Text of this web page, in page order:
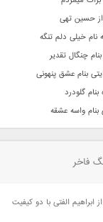
حسین تهی
چنگال تقدیر
بنام عشق پنهونی
گلودرد
واسه عشقه
فاخر
الفتی با دو کیفیت